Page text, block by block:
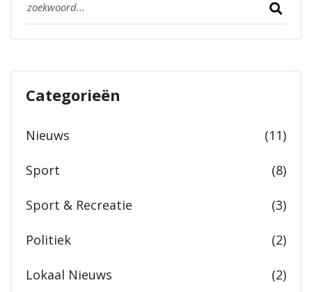
Categorieën
Nieuws (11)
Sport (8)
Sport & Recreatie (3)
Politiek (2)
Lokaal Nieuws (2)